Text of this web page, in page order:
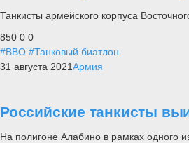
Танкисты армейского корпуса
850 0 0
#ВВО #Танковый биатлон
31 августа 2021Армия
Российские танкисты
На полигоне Алабино в рамках одного